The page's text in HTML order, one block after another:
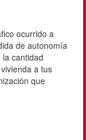
ocurrido a
de autonomía
cantidad
a tus
que